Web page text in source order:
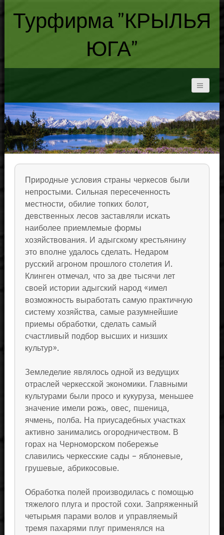
Турфирма "КРЫЛЬЯ
ЮГА"
Природные условия страны черкесов были
непростыми. Сильная пересеченность
местности, обилие топких болот,
девственных лесов заставляли искать
наиболее приемлемые формы
хозяйствования. И адыгскому крестьянину
это вполне удалось сделать. Недаром
русский агроном прошлого столетия И.
Клинген отмечал, что за две тысячи лет
своей истории адыгский народ «имел
возможность выработать самую практичную
систему хозяйства, самые разумнейшие
приемы обработки, сделать самый
счастливый подбор высших и низших
культур».
Земледелие являлось одной из ведущих
отраслей черкесской экономики. Главными
культурами были просо и кукуруза, меньшее
значение имели рожь, овес, пшеница,
ячмень, полба. На приусадебных участках
активно занимались огородничеством. В
горах на Черноморском побережье
славились черкесские сады – яблоневые,
грушевые, абрикосовые.
Обработка полей производилась с помощью
тяжелого плуга и простой сохи. Запряженный
четырьмя парами волов и управляемый
тремя пахарями плуг применялся на